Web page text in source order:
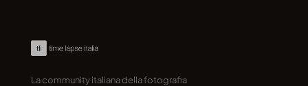
La community italiana della fotografia